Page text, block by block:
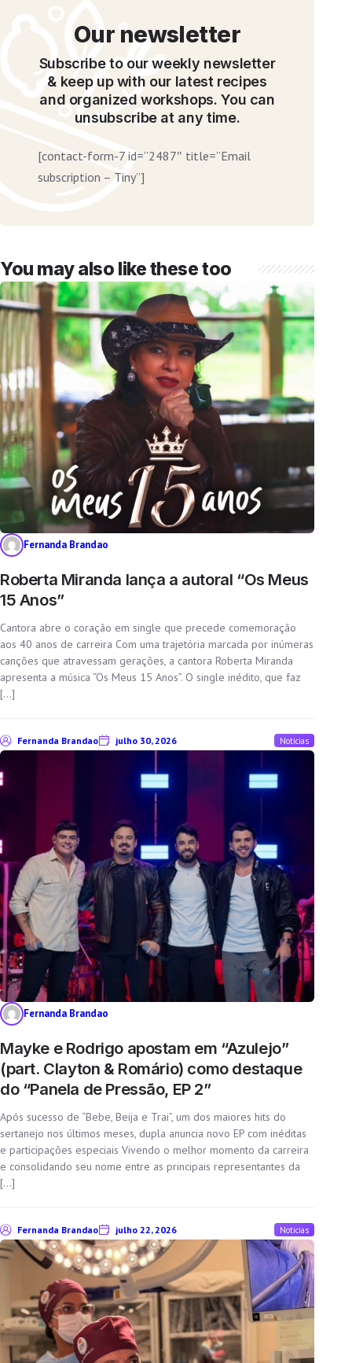
Our newsletter
Subscribe to our weekly newsletter
& keep up with our latest recipes
and organized workshops. You can
unsubscribe at any time.
[contact-form-7 id=”2487″ title=”Email
subscription – Tiny”]
You may also like these too
Fernanda Brandao
Roberta Miranda lança a autoral “Os Meus
15 Anos”
Cantora abre o coração em single que precede comemoração
aos 40 anos de carreira Com uma trajetória marcada por inúmeras
canções que atravessam gerações, a cantora Roberta Miranda
apresenta a música “Os Meus 15 Anos”. O single inédito, que faz
[…]
Fernanda Brandao julho 30, 2026 Noticias
Fernanda Brandao
Mayke e Rodrigo apostam em “Azulejo”
(part. Clayton & Romário) como destaque
do “Panela de Pressão, EP 2”
Após sucesso de “Bebe, Beija e Trai”, um dos maiores hits do
sertanejo nos últimos meses, dupla anuncia novo EP com inéditas
e participações especiais Vivendo o melhor momento da carreira
e consolidando seu nome entre as principais representantes da
[…]
Fernanda Brandao julho 22, 2026 Noticias
an ad-blocker!
Yes, I will turn off Ad-Blocker